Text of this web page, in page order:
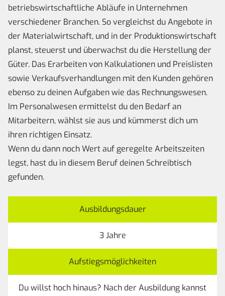
betriebswirtschaftliche Abläufe in Unternehmen
verschiedener Branchen. So vergleichst du Angebote in
der Materialwirtschaft, und in der Produktionswirtschaft
planst, steuerst und überwachst du die Herstellung der
Güter. Das Erarbeiten von Kalkulationen und Preislisten
sowie Verkaufsverhandlungen mit den Kunden gehören
ebenso zu deinen Aufgaben wie das Rechnungswesen.
Im Personalwesen ermittelst du den Bedarf an
Mitarbeitern, wählst sie aus und kümmerst dich um
ihren richtigen Einsatz.
Wenn du dann noch Wert auf geregelte Arbeitszeiten
legst, hast du in diesem Beruf deinen Schreibtisch
gefunden.
Ausbildungsdauer
3 Jahre
Aufstiegsmöglichkeiten
Du willst hoch hinaus? Nach der Ausbildung kannst